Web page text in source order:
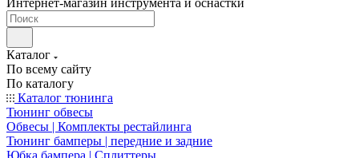
Интернет-магазин инструмента и оснастки
Каталог
По всему сайту
По каталогу
Каталог тюнинга
Тюнинг обвесы
Обвесы | Комплекты рестайлинга
Тюнинг бамперы | передние и задние
Юбка бампера | Сплиттеры